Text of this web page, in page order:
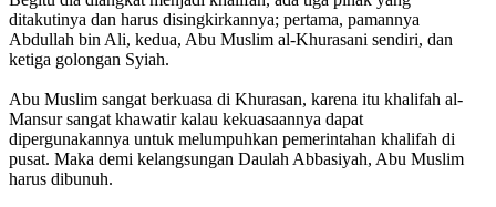
ditakutinya dan harus disingkirkannya; pertama, pamannya
Abdullah bin Ali, kedua, Abu Muslim al-Khurasani sendiri, dan
ketiga golongan Syiah.
Abu Muslim sangat berkuasa di Khurasan, karena itu khalifah al-
Mansur sangat khawatir kalau kekuasaannya dapat
dipergunakannya untuk melumpuhkan pemerintahan khalifah di
pusat. Maka demi kelangsungan Daulah Abbasiyah, Abu Muslim
harus dibunuh.